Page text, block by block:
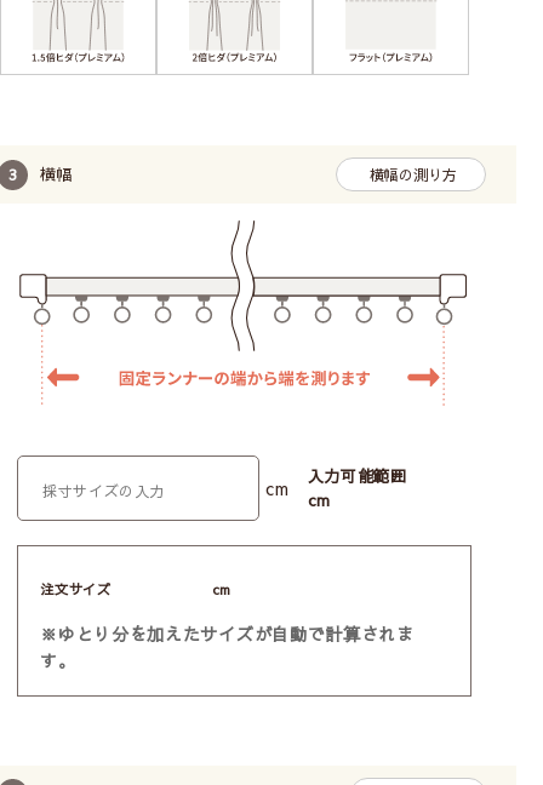
横幅 横幅の測り方
cm
入力可能範囲
cm
注文サイズ cm
※ゆとり分を加えたサイズが自動で計算されま
す。